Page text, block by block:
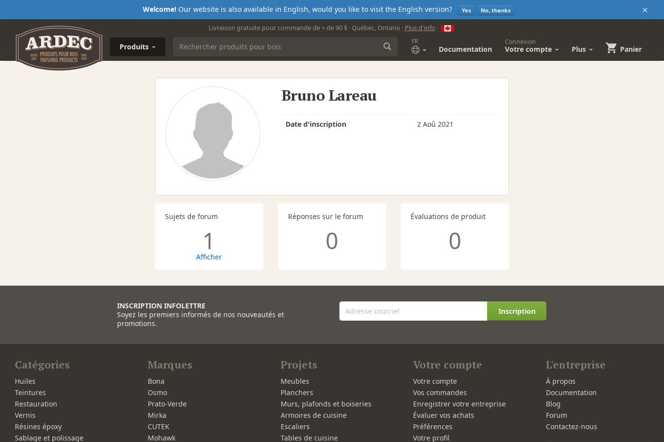
×
Welcome!Our website is also available in English, would you like to visit the English version? Yes No, thanks
Livraison gratuite pour commande de + de 90 $ · Québec, Ontario · Plus d'info ·
Produits
FR
Documentation
Connexion
Votre compte Plus Panier
Bruno Lareau
Date d'inscription 2 Aoû 2021
Sujets de forum
1
Afficher
Réponses sur le forum
0
Évaluations de produit
0
INSCRIPTION INFOLETTRE
Soyez les premiers informés de nos nouveautés et
promotions.
Inscription
Catégories
Huiles
Teintures
Restauration
Vernis
Résines époxy
Sablage et polissage
Marques
Bona
Osmo
Prato-Verde
Mirka
CUTEK
Mohawk
Projets
Meubles
Planchers
Murs, plafonds et boiseries
Armoires de cuisine
Escaliers
Tables de cuisine
Votre compte
Votre compte
Vos commandes
Enregistrer votre entreprise
Évaluer vos achats
Préférences
Votre profil
L'entreprise
À propos
Documentation
Blog
Forum
Contactez-nous